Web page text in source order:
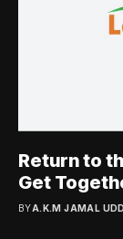
Return to
Get
BYA.K.M JAMAL